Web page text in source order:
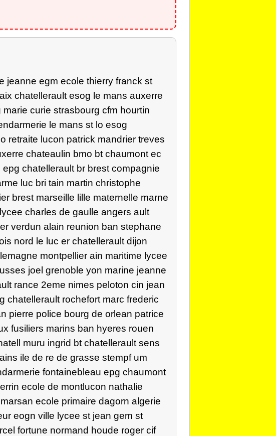
jeanne egm ecole thierry franck st
chatellerault esog le mans auxerre
curie strasbourg cfm hourtin
le mans st lo esog
retraite lucon patrick mandrier treves
chateaulin bmo bt chaumont ec
chatellerault br brest compagnie
luc bri tain martin christophe
brest marseille lille maternelle marne
charles de gaulle angers ault
verdun alain reunion ban stephane
nord le luc er chatellerault dijon
montpellier ain maritime lycee
joel grenoble yon marine jeanne
rance 2eme nimes peloton cin jean
chatellerault rochefort marc frederic
pierre police bourg de orlean patrice
fusiliers marins ban hyeres rouen
muru ingrid bt chatellerault sens
ile de re de grasse stempf um
fontainebleau epg chaumont
ecole de montlucon nathalie
ecole primaire dagorn algerie
eogn ville lycee st jean gem st
fortune normand houde roger cif